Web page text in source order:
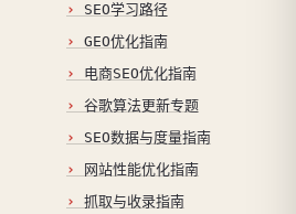
SEO学习路径
GEO优化指南
电商SEO优化指南
谷歌算法更新专题
SEO数据与度量指南
网站性能优化指南
抓取与收录指南